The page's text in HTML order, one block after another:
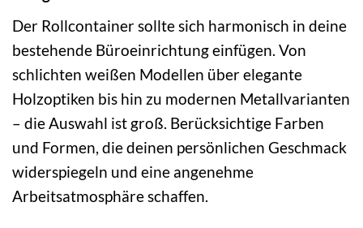
Der Rollcontainer sollte sich harmonisch in deine
bestehende Büroeinrichtung einfügen. Von
schlichten weißen Modellen über elegante
Holzoptiken bis hin zu modernen Metallvarianten
– die Auswahl ist groß. Berücksichtige Farben
und Formen, die deinen persönlichen Geschmack
widerspiegeln und eine angenehme
Arbeitsatmosphäre schaffen.